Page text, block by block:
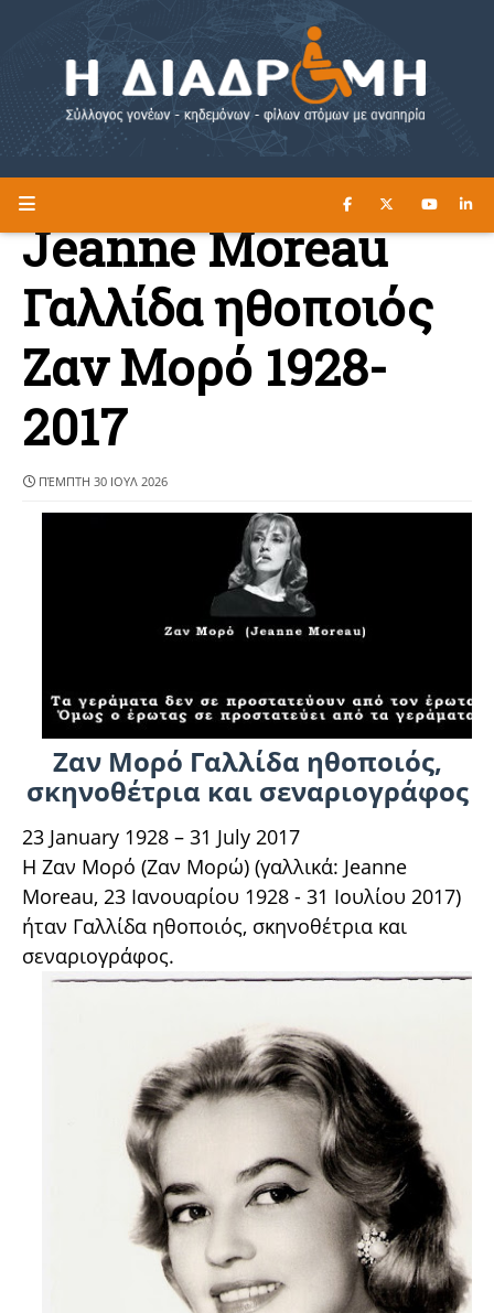
Η ΔΙΑΔΡΟΜΗ ΔΙΑΒΑΣΤΕ ΕΔΩ ►
Jeanne Moreau
Γαλλίδα ηθοποιός
Ζαν Μορό 1928-
2017
ΠΈΜΠΤΗ 30 ΙΟΥΛ 2026
Ζαν Μορό Γαλλίδα ηθοποιός,
σκηνοθέτρια και σεναριογράφος
23 January 1928 – 31 July 2017
Η Ζαν Μορό (Ζαν Μορώ) (γαλλικά: Jeanne
Moreau‎, 23 Ιανουαρίου 1928 - 31 Ιουλίου 2017)
ήταν Γαλλίδα ηθοποιός, σκηνοθέτρια και
σεναριογράφος.